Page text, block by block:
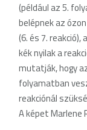
(például az 5.
belépnek az
(6. és 7.
kék nyilak a
mutatják, hogy
folyamatban
reakciónál
A képet Marlene